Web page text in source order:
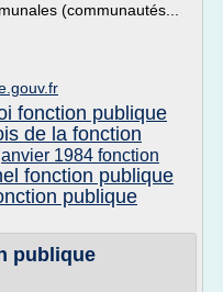
(communautés...
fonction publique
de la fonction
1984 fonction
fonction publique
publique
publique